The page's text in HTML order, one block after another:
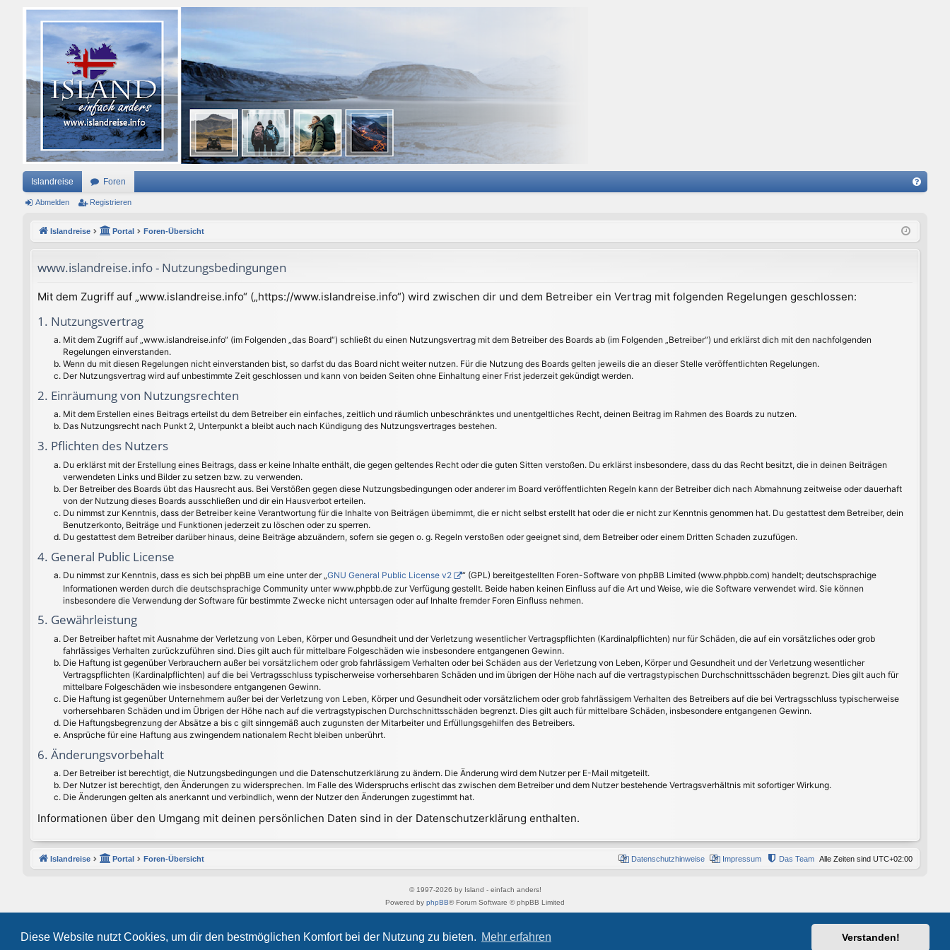
Diese Website nutzt Cookies, um dir den bestmöglichen Komfort bei der Nutzung zu bieten. Mehr erfahren Verstanden!
Islandreise Foren
Q
Abmelden Registrieren
Islandreise Portal Foren-Übersicht
www.islandreise.info - Nutzungsbedingungen
Mit dem Zugriff auf „www.islandreise.info“ („https://www.islandreise.info“) wird zwischen dir und dem Betreiber ein Vertrag mit folgenden Regelungen geschlossen:
1. Nutzungsvertrag
Mit dem Zugriff auf „www.islandreise.info“ (im Folgenden „das Board“) schließt du einen Nutzungsvertrag mit dem Betreiber des Boards ab (im Folgenden „Betreiber“) und erklärst dich mit den nachfolgenden
Regelungen einverstanden.
Wenn du mit diesen Regelungen nicht einverstanden bist, so darfst du das Board nicht weiter nutzen. Für die Nutzung des Boards gelten jeweils die an dieser Stelle veröffentlichten Regelungen.
Der Nutzungsvertrag wird auf unbestimmte Zeit geschlossen und kann von beiden Seiten ohne Einhaltung einer Frist jederzeit gekündigt werden.
2. Einräumung von Nutzungsrechten
Mit dem Erstellen eines Beitrags erteilst du dem Betreiber ein einfaches, zeitlich und räumlich unbeschränktes und unentgeltliches Recht, deinen Beitrag im Rahmen des Boards zu nutzen.
Das Nutzungsrecht nach Punkt 2, Unterpunkt a bleibt auch nach Kündigung des Nutzungsvertrages bestehen.
3. Pflichten des Nutzers
Du erklärst mit der Erstellung eines Beitrags, dass er keine Inhalte enthält, die gegen geltendes Recht oder die guten Sitten verstoßen. Du erklärst insbesondere, dass du das Recht besitzt, die in deinen Beiträgen
verwendeten Links und Bilder zu setzen bzw. zu verwenden.
Der Betreiber des Boards übt das Hausrecht aus. Bei Verstößen gegen diese Nutzungsbedingungen oder anderer im Board veröffentlichten Regeln kann der Betreiber dich nach Abmahnung zeitweise oder dauerhaft
von der Nutzung dieses Boards ausschließen und dir ein Hausverbot erteilen.
Du nimmst zur Kenntnis, dass der Betreiber keine Verantwortung für die Inhalte von Beiträgen übernimmt, die er nicht selbst erstellt hat oder die er nicht zur Kenntnis genommen hat. Du gestattest dem Betreiber, dein
Benutzerkonto, Beiträge und Funktionen jederzeit zu löschen oder zu sperren.
Du gestattest dem Betreiber darüber hinaus, deine Beiträge abzuändern, sofern sie gegen o. g. Regeln verstoßen oder geeignet sind, dem Betreiber oder einem Dritten Schaden zuzufügen.
4. General Public License
Du nimmst zur Kenntnis, dass es sich bei phpBB um eine unter der „GNU General Public License v2
“ (GPL) bereitgestellten Foren-Software von phpBB Limited (www.phpbb.com) handelt; deutschsprachige
Informationen werden durch die deutschsprachige Community unter www.phpbb.de zur Verfügung gestellt. Beide haben keinen Einfluss auf die Art und Weise, wie die Software verwendet wird. Sie können
insbesondere die Verwendung der Software für bestimmte Zwecke nicht untersagen oder auf Inhalte fremder Foren Einfluss nehmen.
5. Gewährleistung
Der Betreiber haftet mit Ausnahme der Verletzung von Leben, Körper und Gesundheit und der Verletzung wesentlicher Vertragspflichten (Kardinalpflichten) nur für Schäden, die auf ein vorsätzliches oder grob
fahrlässiges Verhalten zurückzuführen sind. Dies gilt auch für mittelbare Folgeschäden wie insbesondere entgangenen Gewinn.
Die Haftung ist gegenüber Verbrauchern außer bei vorsätzlichem oder grob fahrlässigem Verhalten oder bei Schäden aus der Verletzung von Leben, Körper und Gesundheit und der Verletzung wesentlicher
Vertragspflichten (Kardinalpflichten) auf die bei Vertragsschluss typischerweise vorhersehbaren Schäden und im übrigen der Höhe nach auf die vertragstypischen Durchschnittsschäden begrenzt. Dies gilt auch für
mittelbare Folgeschäden wie insbesondere entgangenen Gewinn.
Die Haftung ist gegenüber Unternehmern außer bei der Verletzung von Leben, Körper und Gesundheit oder vorsätzlichem oder grob fahrlässigem Verhalten des Betreibers auf die bei Vertragsschluss typischerweise
vorhersehbaren Schäden und im Übrigen der Höhe nach auf die vertragstypischen Durchschnittsschäden begrenzt. Dies gilt auch für mittelbare Schäden, insbesondere entgangenen Gewinn.
Die Haftungsbegrenzung der Absätze a bis c gilt sinngemäß auch zugunsten der Mitarbeiter und Erfüllungsgehilfen des Betreibers.
Ansprüche für eine Haftung aus zwingendem nationalem Recht bleiben unberührt.
6. Änderungsvorbehalt
Der Betreiber ist berechtigt, die Nutzungsbedingungen und die Datenschutzerklärung zu ändern. Die Änderung wird dem Nutzer per E-Mail mitgeteilt.
Der Nutzer ist berechtigt, den Änderungen zu widersprechen. Im Falle des Widerspruchs erlischt das zwischen dem Betreiber und dem Nutzer bestehende Vertragsverhältnis mit sofortiger Wirkung.
Die Änderungen gelten als anerkannt und verbindlich, wenn der Nutzer den Änderungen zugestimmt hat.
Informationen über den Umgang mit deinen persönlichen Daten sind in der Datenschutzerklärung enthalten.
Islandreise Portal Foren-Übersicht Alle Zeiten sind UTC+02:00
Das Team
Impressum
Datenschutzhinweise
© 1997-2026 by Island - einfach anders!
Powered by phpBB® Forum Software © phpBB Limited
Style vonArty&halilesen
Datenschutz|Nutzungsbedingungen